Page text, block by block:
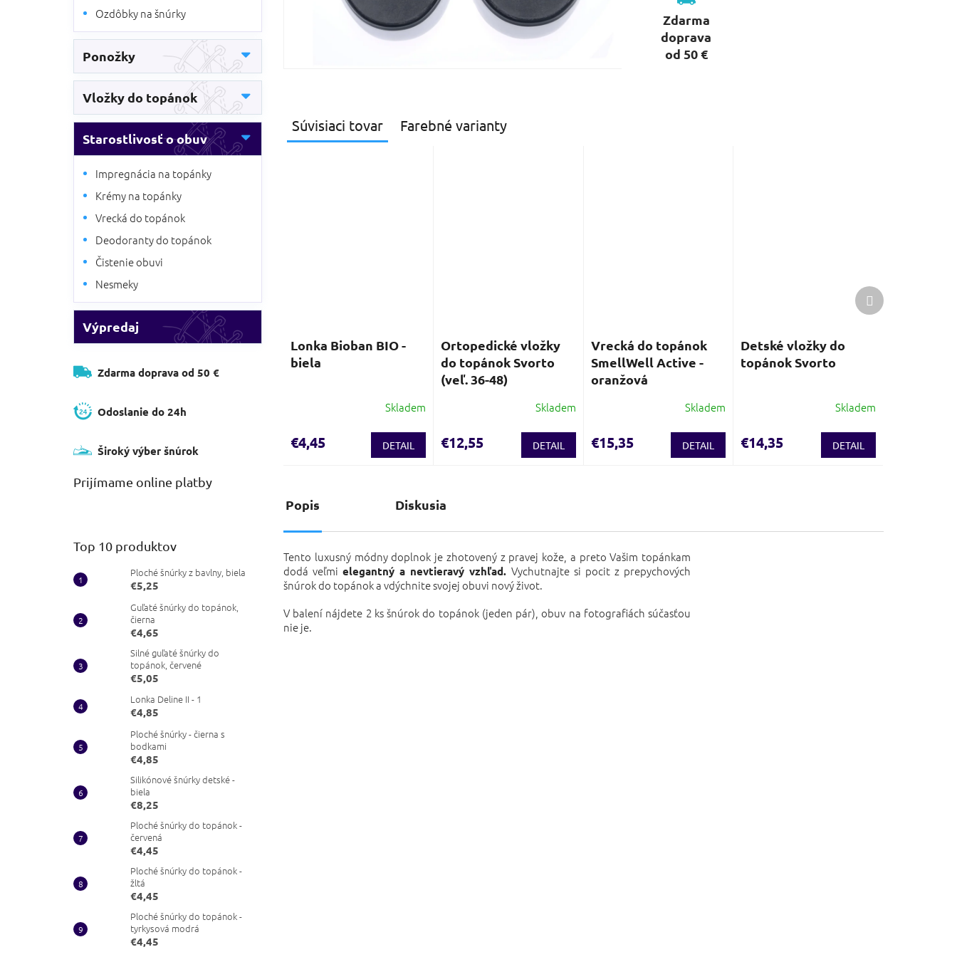
Ozdôbky na šnúrky
Ponožky
Vložky do topánok
Starostlivosť o obuv
Impregnácia na topánky
Krémy na topánky
Vrecká do topánok
Deodoranty do topánok
Čistenie obuvi
Nesmeky
Výpredaj
Zdarma doprava od 50 €
Odoslanie do 24h
Široký výber šnúrok
Prijímame online platby
Top 10 produktov
Ploché šnúrky z bavlny, biela
€5,25
Guľaté šnúrky do topánok,
čierna
€4,65
Silné guľaté šnúrky do
topánok, červené
€5,05
Lonka Deline II - 1
€4,85
Ploché šnúrky - čierna s
bodkami
€4,85
Silikónové šnúrky detské -
biela
€8,25
Ploché šnúrky do topánok -
červená
€4,45
Ploché šnúrky do topánok -
žltá
€4,45
Ploché šnúrky do topánok -
tyrkysová modrá
€4,45
Zdarma
doprava
od 50 €
Súvisiaci tovar Farebné varianty
Lonka Bioban BIO -
biela
Skladem
€4,45 DETAIL
Ortopedické vložky
do topánok Svorto
(veľ. 36-48)
Skladem
€12,55 DETAIL
Vrecká do topánok
SmellWell Active -
oranžová
Skladem
€15,35 DETAIL
Detské vložky do
topánok Svorto
Skladem
€14,35 DETAIL
Ďalší
produkt
Popis Diskusia
Tento luxusný módny doplnok je zhotovený z pravej kože, a preto Vašim topánkam
dodá veľmielegantný a nevtieravý vzhľad.Vychutnajte si pocit z prepychových
šnúrok do topánok a vdýchnite svojej obuvi nový život.
V balení nájdete 2 ks šnúrok do topánok (jeden pár), obuv na fotografiách súčasťou
nie je.